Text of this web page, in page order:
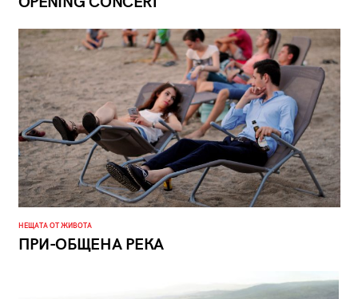
НЕЩАТА ОТ ЖИВОТА
ПРИ-ОБЩЕНА РЕКА